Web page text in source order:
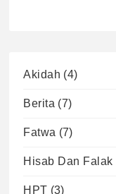
Akidah (4)
Berita (7)
Fatwa (7)
Hisab Dan Falak
HPT (3)